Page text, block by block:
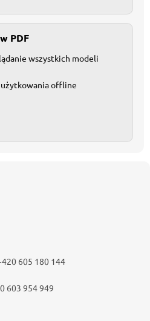
PDF
wszystkich modeli
offline
605 180 144
603 954 949